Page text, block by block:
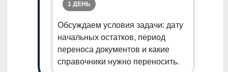
1 ДЕНЬ
Обсуждаем условия задачи: дату
начальных остатков, период
переноса документов и какие
справочники нужно переносить.